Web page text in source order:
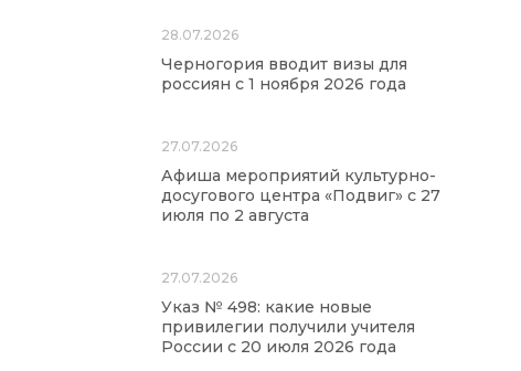
28.07.2026
Черногория вводит визы для
россиян с 1 ноября 2026 года
27.07.2026
Афиша мероприятий культурно-
досугового центра «Подвиг» с 27
июля по 2 августа
27.07.2026
Указ № 498: какие новые
привилегии получили учителя
России с 20 июля 2026 года